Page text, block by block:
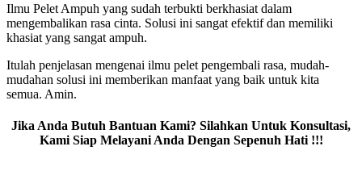
Ilmu Pelet Ampuh yang sudah terbukti berkhasiat dalam
mengembalikan rasa cinta. Solusi ini sangat efektif dan memiliki
khasiat yang sangat ampuh.
Itulah penjelasan mengenai ilmu pelet pengembali rasa, mudah-
mudahan solusi ini memberikan manfaat yang baik untuk kita
semua. Amin.
Jika Anda Butuh Bantuan Kami? Silahkan Untuk Konsultasi,
Kami Siap Melayani Anda Dengan Sepenuh Hati !!!